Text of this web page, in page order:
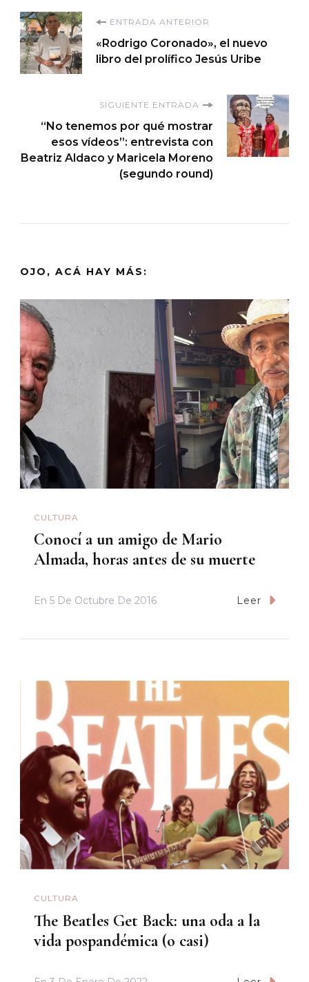
Navegación
de
entradas
ENTRADA ANTERIOR
«Rodrigo Coronado», el nuevo
libro del prolífico Jesús Uribe
SIGUIENTE ENTRADA
“No tenemos por qué mostrar
esos vídeos”: entrevista con
Beatriz Aldaco y Maricela Moreno
(segundo round)
OJO, ACÁ HAY MÁS:
CULTURA
Conocí a un amigo de Mario
Almada, horas antes de su muerte
En 5 De Octubre De 2016 Leer
CULTURA
The Beatles Get Back: una oda a la
vida pospandémica (o casi)